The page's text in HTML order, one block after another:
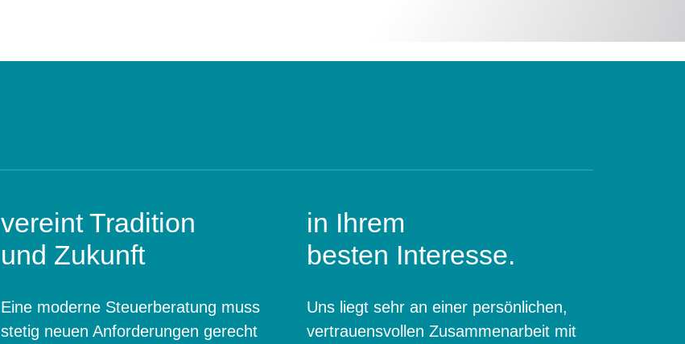
vereint Tradition
und Zukunft
Eine moderne Steuerberatung muss
stetig neuen Anforderungen gerecht
in Ihrem
besten Interesse.
Uns liegt sehr an einer persönlichen,
vertrauensvollen Zusammenarbeit mit